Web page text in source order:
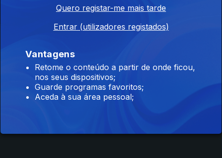
Disponível para iOS, Android, Apple TV, Android TV e
CarPlay
Quero registar-me mais tarde
Entrar (utilizadores registados)
Vantagens
Retome o conteúdo a partir de onde ficou,
nos seus dispositivos;
Guarde programas favoritos;
Aceda à sua área pessoal;